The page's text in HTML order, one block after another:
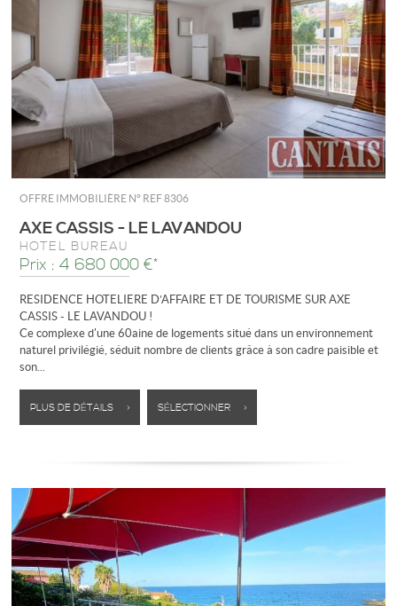
OFFRE IMMOBILIÈRE N° REF 8306
AXE CASSIS - LE LAVANDOU
HÔTEL BUREAU
Prix : 4 680 000 €*
RESIDENCE HOTELIERE D’AFFAIRE ET DE TOURISME SUR AXE
CASSIS - LE LAVANDOU !
Ce complexe d'une 60aine de logements situé dans un environnement
naturel privilégié, séduit nombre de clients grâce à son cadre paisible et
son...
PLUS DE DÉTAILS > SÉLECTIONNER >